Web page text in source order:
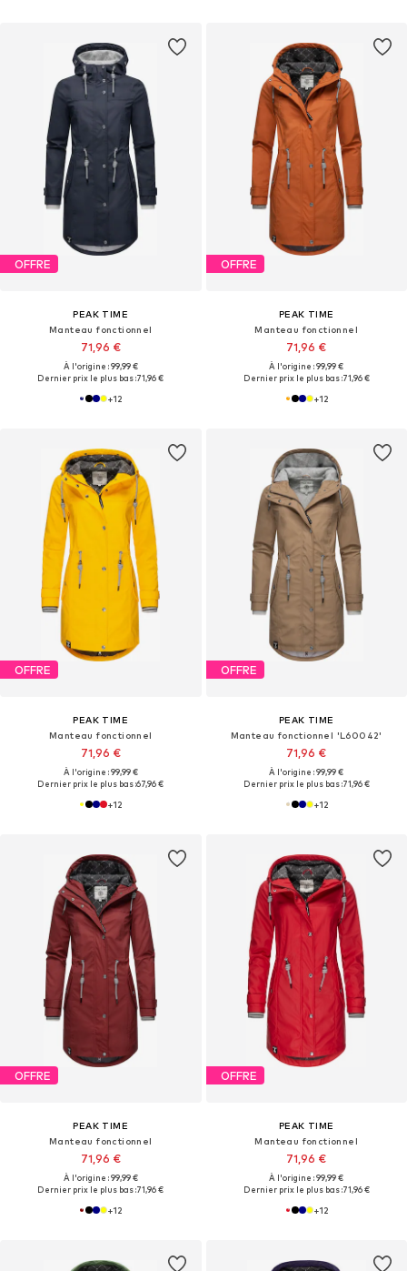
OFFRE
PEAK TIME
Manteau fonctionnel
71,96 €
À l'origine : 99,99 €
Dernier prix le plus bas :71,96 €
+12
OFFRE
PEAK TIME
Manteau fonctionnel
71,96 €
À l'origine : 99,99 €
Dernier prix le plus bas :71,96 €
+12
OFFRE
PEAK TIME
Manteau fonctionnel
71,96 €
À l'origine : 99,99 €
Dernier prix le plus bas :67,96 €
+12
OFFRE
PEAK TIME
Manteau fonctionnel 'L60042'
71,96 €
À l'origine : 99,99 €
Dernier prix le plus bas :71,96 €
+12
OFFRE
PEAK TIME
Manteau fonctionnel
71,96 €
À l'origine : 99,99 €
Dernier prix le plus bas :71,96 €
+12
OFFRE
PEAK TIME
Manteau fonctionnel
71,96 €
À l'origine : 99,99 €
Dernier prix le plus bas :71,96 €
+12